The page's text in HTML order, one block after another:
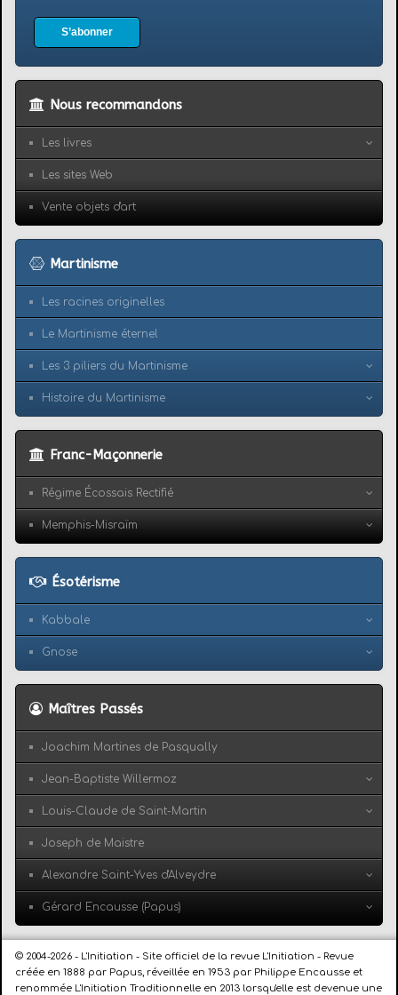
S’abonner
Nous recommandons
Les livres
Les sites Web
Vente objets d'art
Martinisme
Les racines originelles
Le Martinisme éternel
Les 3 piliers du Martinisme
Histoire du Martinisme
Franc-Maçonnerie
Régime Écossais Rectifié
Memphis-Misraïm
Ésotérisme
Kabbale
Gnose
Maîtres Passés
Joachim Martines de Pasqually
Jean-Baptiste Willermoz
Louis-Claude de Saint-Martin
Joseph de Maistre
Alexandre Saint-Yves d'Alveydre
Gérard Encausse (Papus)
© 2004-2026 - L'Initiation - Site officiel de la revue L'Initiation - Revue
créée en 1888 par Papus, réveillée en 1953 par Philippe Encausse et
renommée L'Initiation Traditionnelle en 2013 lorsqu'elle est devenue une